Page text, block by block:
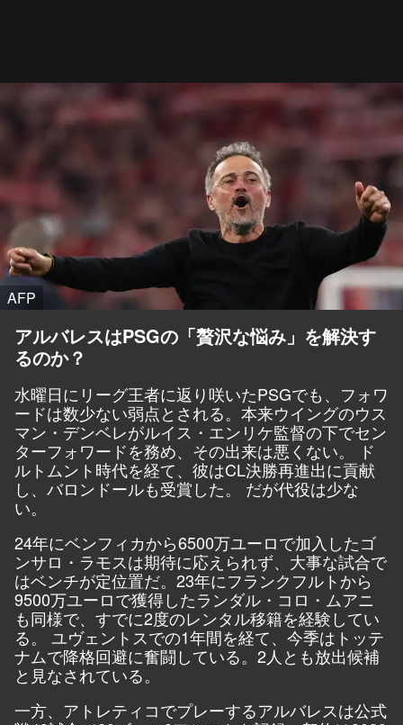
AFP
アルバレスはPSGの「贅沢な悩み」を解決す
るのか？
水曜日にリーグ王者に返り咲いたPSGでも、フォワ
ードは数少ない弱点とされる。本来ウイングのウス
マン・デンベレがルイス・エンリケ監督の下でセン
ターフォワードを務め、その出来は悪くない。 ド
ルトムント時代を経て、彼はCL決勝再進出に貢献
し、バロンドールも受賞した。 だが代役は少な
い。
24年にベンフィカから6500万ユーロで加入したゴ
ンサロ・ラモスは期待に応えられず、大事な試合で
はベンチが定位置だ。23年にフランクフルトから
9500万ユーロで獲得したランダル・コロ・ムアニ
も同様で、すでに2度のレンタル移籍を経験してい
る。 ユヴェントスでの1年間を経て、今季はトッテ
ナムで降格回避に奮闘している。2人とも放出候補
と見なされている。
一方、アトレティコでプレーするアルバレスは公式